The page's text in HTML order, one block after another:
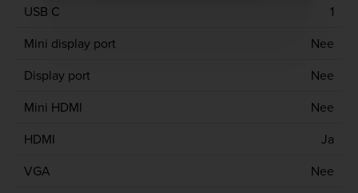
USB C
1
Mini display port
Nee
Display port
Nee
Mini HDMI
Nee
HDMI
Ja
VGA
Nee